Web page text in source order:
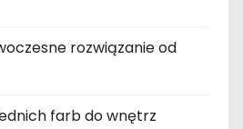
rozwiązanie od
farb do wnętrz